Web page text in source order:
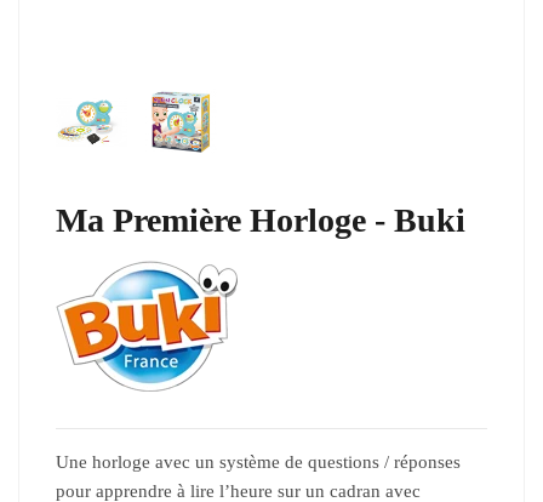
Ma Première Horloge - Buki
Une horloge avec un système de questions / réponses
pour apprendre à lire l’heure sur un cadran avec